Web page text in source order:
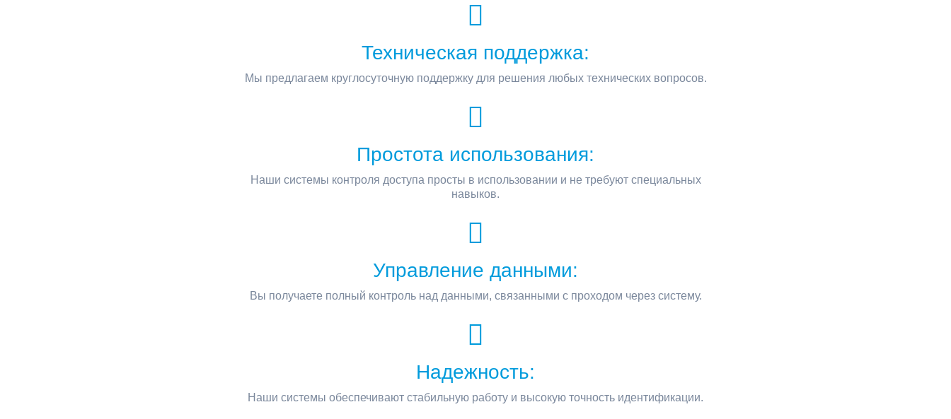
Техническая поддержка:
Мы предлагаем круглосуточную поддержку для решения любых технических вопросов.
Простота использования:
Наши системы контроля доступа просты в использовании и не требуют специальных
навыков.
Управление данными:
Вы получаете полный контроль над данными, связанными с проходом через систему.
Надежность:
Наши системы обеспечивают стабильную работу и высокую точность идентификации.